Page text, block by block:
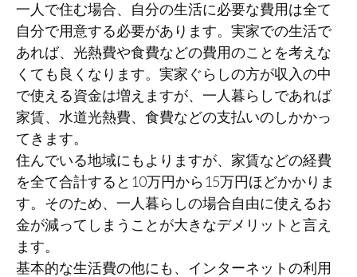
一人で住む場合、自分の生活に必要な費用は全て
自分で用意する必要があります。実家での生活で
あれば、光熱費や食費などの費用のことを考えな
くても良くなります。実家ぐらしの方が収入の中
で使える資金は増えますが、一人暮らしであれば
家賃、水道光熱費、食費などの支払いのしかかっ
てきます。
住んでいる地域にもよりますが、家賃などの経費
を全て合計すると10万円から15万円ほどかかりま
す。そのため、一人暮らしの場合自由に使えるお
金が減ってしまうことが大きなデメリットと言え
ます。
基本的な生活費の他にも、インターネットの利用